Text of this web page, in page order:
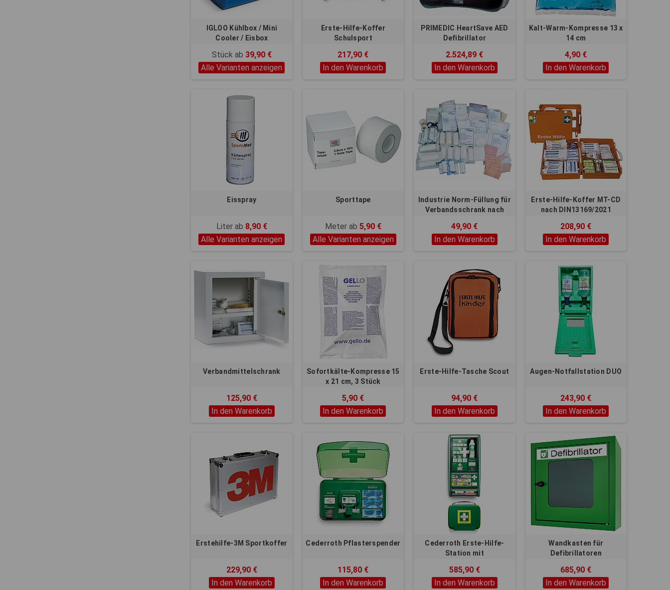
IGLOO Kühlbox / Mini
Cooler / Eisbox
Stück ab 39,90 €
Alle Varianten anzeigen
Erste-Hilfe-Koffer
Schulsport
217,90 €
In den Warenkorb
PRIMEDIC HeartSave AED
Defibrillator
2.524,89 €
In den Warenkorb
Kalt-Warm-Kompresse 13 x
14 cm
4,90 €
In den Warenkorb
Eisspray
Liter ab 8,90 €
Alle Varianten anzeigen
Sporttape
Meter ab 5,90 €
Alle Varianten anzeigen
Industrie Norm-Füllung für
Verbandsschrank nach
49,90 €
In den Warenkorb
Erste-Hilfe-Koffer MT-CD
nach DIN13169/2021
208,90 €
In den Warenkorb
Verbandmittelschrank
125,90 €
In den Warenkorb
Sofortkälte-Kompresse 15
x 21 cm, 3 Stück
5,90 €
In den Warenkorb
Erste-Hilfe-Tasche Scout
94,90 €
In den Warenkorb
Augen-Notfallstation DUO
243,90 €
In den Warenkorb
Erstehilfe-3M Sportkoffer
229,90 €
In den Warenkorb
Cederroth Pflasterspender
115,80 €
In den Warenkorb
Cederroth Erste-Hilfe-
Station mit
Verbrennungen
585,90 €
In den Warenkorb
Wandkasten für
Defibrillatoren
685,90 €
In den Warenkorb